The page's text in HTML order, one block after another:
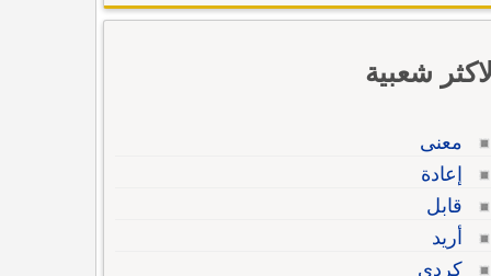
شعبية
معنى
إعادة
قابل
أريد
كردي